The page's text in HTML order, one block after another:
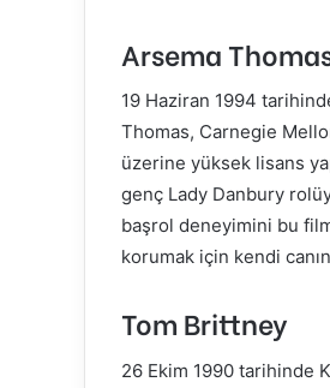
Arsema
19 Haziran 1994
Thomas, Carnegie
üzerine yüksek lisans
genç Lady Danbury
başrol deneyimini bu
korumak için kendi
Tom Brittney
26 Ekim 1990 tarihinde